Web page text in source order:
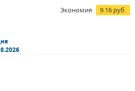
Экономия 9.16 руб.